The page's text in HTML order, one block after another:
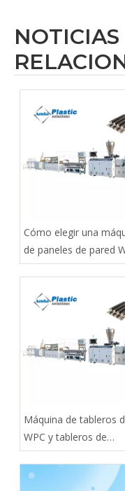
NOTICIAS
Cómo elegir una
de paneles de pared
Máquina de tableros
WPC y tableros de
espuma: guía del
comprador